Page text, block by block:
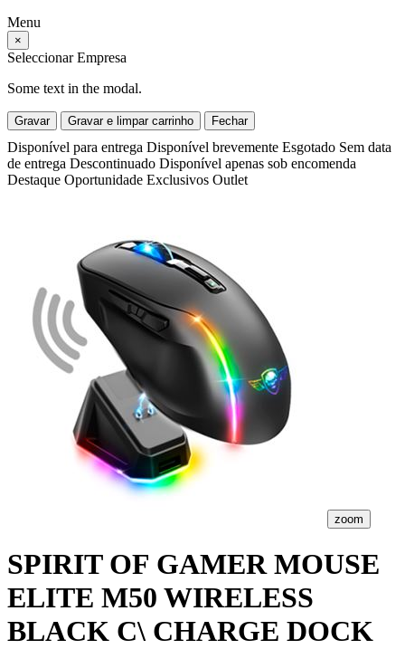
Menu
×
Seleccionar Empresa
Some text in the modal.
Gravar Gravar e limpar carrinho Fechar
Disponível para entrega Disponível brevemente Esgotado Sem data
de entrega Descontinuado Disponível apenas sob encomenda
Destaque Oportunidade Exclusivos Outlet
zoom
SPIRIT OF GAMER MOUSE
ELITE M50 WIRELESS
BLACK C\ CHARGE DOCK